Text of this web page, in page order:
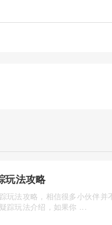
玩法攻略
玩法攻略，相信很多小伙伴
踪玩法介绍，如果你 ...